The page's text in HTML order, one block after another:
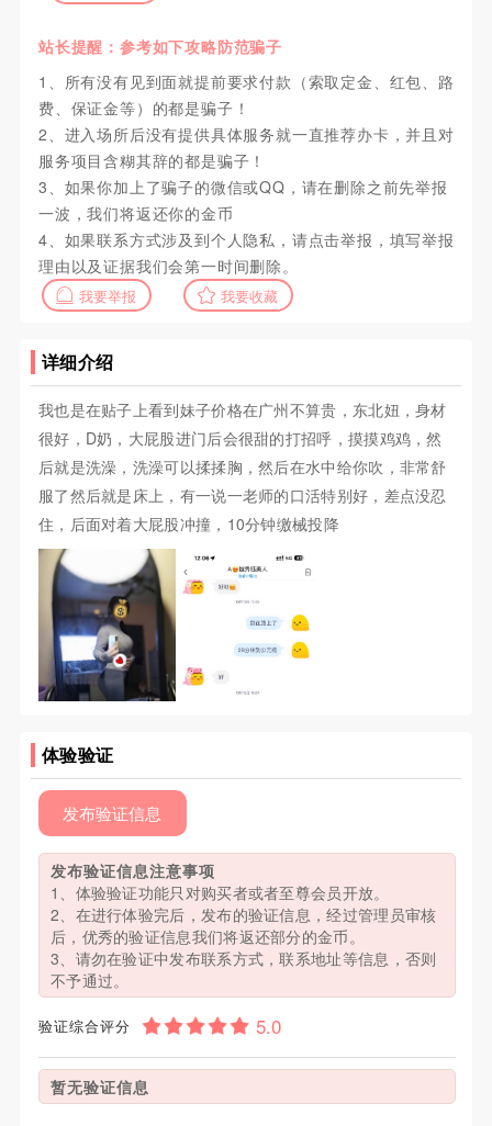
站长提醒：参考如下攻略防范骗子
1、所有没有见到面就提前要求付款（索取定金、红包、路
费、保证金等）的都是骗子！
2、进入场所后没有提供具体服务就一直推荐办卡，并且对
服务项目含糊其辞的都是骗子！
3、如果你加上了骗子的微信或QQ，请在删除之前先举报
一波，我们将返还你的金币
4、如果联系方式涉及到个人隐私，请点击举报，填写举报
理由以及证据我们会第一时间删除。
我要举报 我要收藏
详细介绍
我也是在贴子上看到妹子价格在广州不算贵，东北妞，身材
很好，D奶，大屁股进门后会很甜的打招呼，摸摸鸡鸡，然
后就是洗澡，洗澡可以揉揉胸，然后在水中给你吹，非常舒
服了然后就是床上，有一说一老师的口活特别好，差点没忍
住，后面对着大屁股冲撞，10分钟缴械投降
体验验证
发布验证信息
发布验证信息注意事项
1、体验验证功能只对购买者或者至尊会员开放。
2、在进行体验完后，发布的验证信息，经过管理员审核
后，优秀的验证信息我们将返还部分的金币。
3、请勿在验证中发布联系方式，联系地址等信息，否则
不予通过。
验证综合评分
暂无验证信息